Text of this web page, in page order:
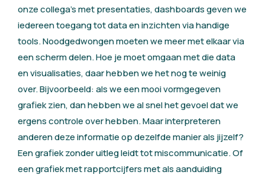
onze collega’s met presentaties, dashboards geven we
iedereen toegang tot data en inzichten via handige
tools. Noodgedwongen moeten we meer met elkaar via
een scherm delen. Hoe je moet omgaan met die data
en visualisaties, daar hebben we het nog te weinig
over. Bijvoorbeeld: als we een mooi vormgegeven
grafiek zien, dan hebben we al snel het gevoel dat we
ergens controle over hebben. Maar interpreteren
anderen deze informatie op dezelfde manier als jijzelf?
Een grafiek zonder uitleg leidt tot miscommunicatie. Of
een grafiek met rapportcijfers met als aanduiding